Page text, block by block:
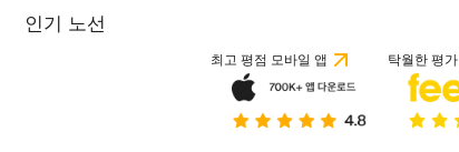
인기 노선
최고 평점 모바일 앱 탁월한 평가